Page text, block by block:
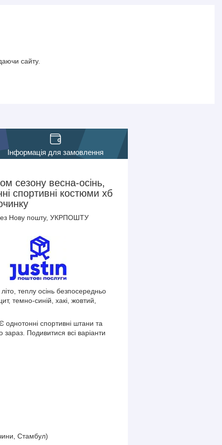
сайту.
Інформація для замовлення
сезону весна-осінь,
спортивні костюми хб
Нову пошту, УКРПОШТУ
теплу осінь безпосередньо
темно-синій, хакі, жовтий,
спортивні штани та
Подивитися всі варіанти
Стамбул)